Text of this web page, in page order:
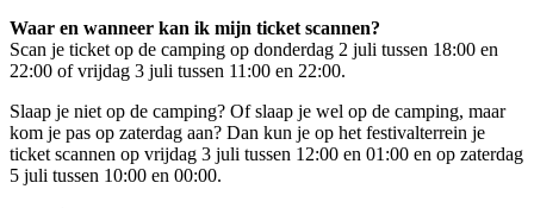
Waar en wanneer kan ik mijn ticket scannen?
Scan je ticket op de camping op donderdag 2 juli tussen 18:00 en
22:00 of vrijdag 3 juli tussen 11:00 en 22:00.
Slaap je niet op de camping? Of slaap je wel op de camping, maar
kom je pas op zaterdag aan? Dan kun je op het festivalterrein je
ticket scannen op vrijdag 3 juli tussen 12:00 en 01:00 en op zaterdag
5 juli tussen 10:00 en 00:00.